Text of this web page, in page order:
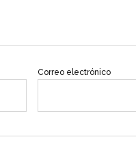
Correo electrónico